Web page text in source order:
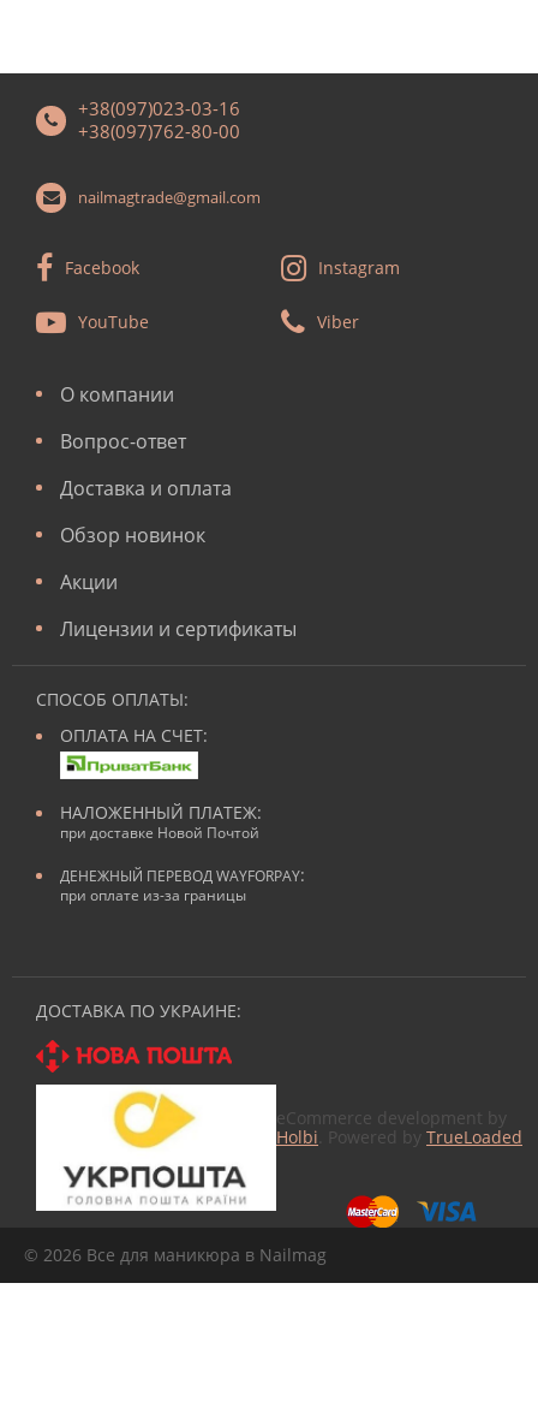
+38(097)023-03-16
+38(097)762-80-00
nailmagtrade@gmail.com
Facebook Instagram
YouTube Viber
О компании
Вопрос-ответ
Доставка и оплата
Обзор новинок
Акции
Лицензии и сертификаты
СПОСОБ ОПЛАТЫ:
ОПЛАТА НА СЧЕТ:
НАЛОЖЕННЫЙ ПЛАТЕЖ:
при доставке Новой Почтой
ДЕНЕЖНЫЙ ПЕРЕВОД WAYFORPAY:
при оплате из-за границы
ДОСТАВКА ПО УКРАИНЕ:
eCommerce development by
Holbi . Powered by TrueLoaded
© 2026 Все для маникюра в Nailmag